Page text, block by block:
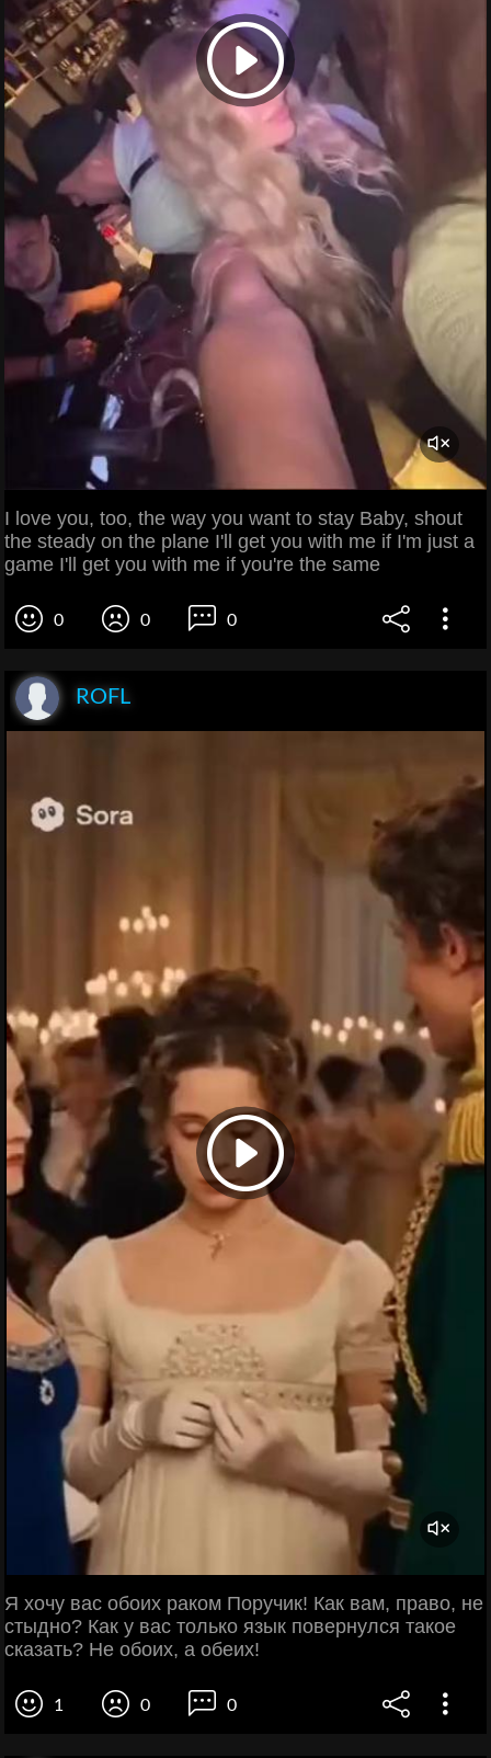
I love you, too, the way you want to stay Baby, shout
the steady on the plane I'll get you with me if I'm just a
game I'll get you with me if you're the same
0 0 0
ROFL
Я хочу вас обоих раком Поручик! Как вам, право, не
стыдно? Как у вас только язык повернулся такое
сказать? Не обоих, а обеих!
1 0 0